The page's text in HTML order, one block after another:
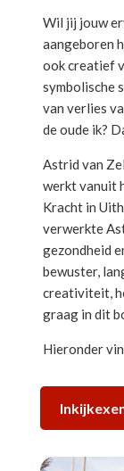
Wil jij jouw
aangeboren
ook creatief
symbolische
van verlies
de oude ik?
Astrid van
werkt vanuit
Kracht in
verwerkte
gezondheid
bewuster,
creativiteit,
graag in dit
Hieronder